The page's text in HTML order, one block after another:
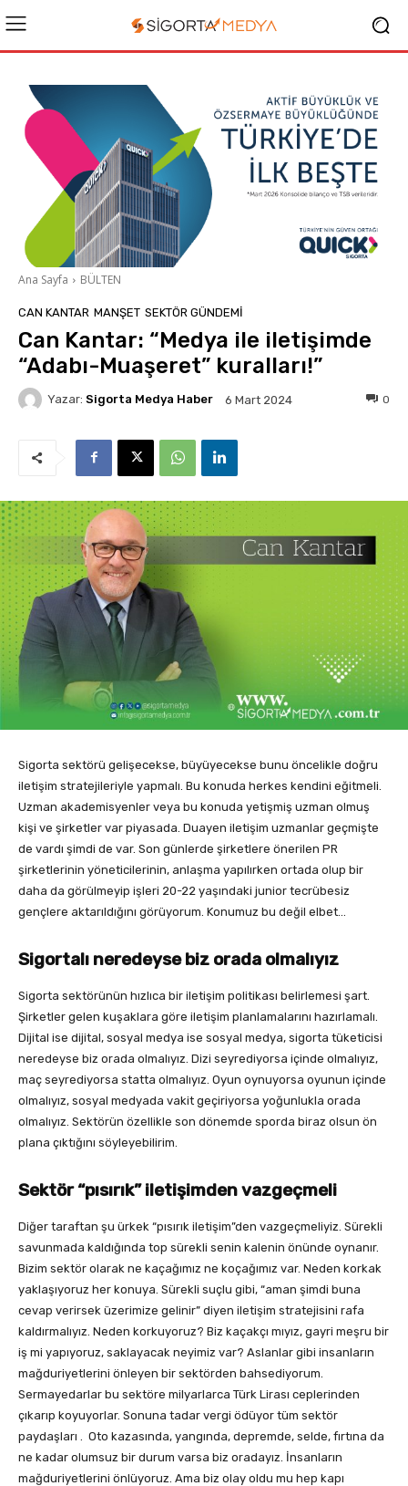
Ana Sayfa BÜLTEN
CAN KANTAR MANŞET SEKTÖR GÜNDEMİ
Can Kantar: “Medya ile iletişimde
“Adabı-Muaşeret” kuralları!”
Yazar: Sigorta Medya Haber 6 Mart 2024 0
Sigorta sektörü gelişecekse, büyüyecekse bunu öncelikle doğru
iletişim stratejileriyle yapmalı. Bu konuda herkes kendini eğitmeli.
Uzman akademisyenler veya bu konuda yetişmiş uzman olmuş
kişi ve şirketler var piyasada. Duayen iletişim uzmanlar geçmişte
de vardı şimdi de var. Son günlerde şirketlere önerilen PR
şirketlerinin yöneticilerinin, anlaşma yapılırken ortada olup bir
daha da görülmeyip işleri 20-22 yaşındaki junior tecrübesiz
gençlere aktarıldığını görüyorum. Konumuz bu değil elbet…
Sigortalı neredeyse biz orada olmalıyız
Sigorta sektörünün hızlıca bir iletişim politikası belirlemesi şart.
Şirketler gelen kuşaklara göre iletişim planlamalarını hazırlamalı.
Dijital ise dijital, sosyal medya ise sosyal medya, sigorta tüketicisi
neredeyse biz orada olmalıyız. Dizi seyrediyorsa içinde olmalıyız,
maç seyrediyorsa statta olmalıyız. Oyun oynuyorsa oyunun içinde
olmalıyız, sosyal medyada vakit geçiriyorsa yoğunlukla orada
olmalıyız. Sektörün özellikle son dönemde sporda biraz olsun ön
plana çıktığını söyleyebilirim.
Sektör “pısırık” iletişimden vazgeçmeli
Diğer taraftan şu ürkek “pısırık iletişim”den vazgeçmeliyiz. Sürekli
savunmada kaldığında top sürekli senin kalenin önünde oynanır.
Bizim sektör olarak ne kaçağımız ne koçağımız var. Neden korkak
yaklaşıyoruz her konuya. Sürekli suçlu gibi, “aman şimdi buna
cevap verirsek üzerimize gelinir” diyen iletişim stratejisini rafa
kaldırmalıyız. Neden korkuyoruz? Biz kaçakçı mıyız, gayri meşru bir
iş mi yapıyoruz, saklayacak neyimiz var? Aslanlar gibi insanların
mağduriyetlerini önleyen bir sektörden bahsediyorum.
Sermayedarlar bu sektöre milyarlarca Türk Lirası ceplerinden
çıkarıp koyuyorlar. Sonuna tadar vergi ödüyor tüm sektör
paydaşları . Oto kazasında, yangında, depremde, selde, fırtına da
ne kadar olumsuz bir durum varsa biz oradayız. İnsanların
mağduriyetlerini önlüyoruz. Ama biz olay oldu mu hep kapı